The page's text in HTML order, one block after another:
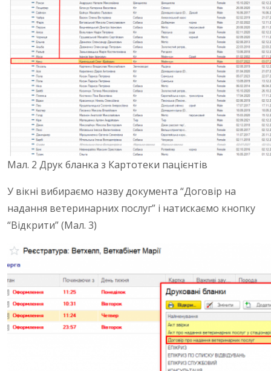
Мал. 2 Друк бланка з Картотеки пацієнтів
У вікні вибираємо назву документа “Договір на
надання ветеринарних послуг” і натискаємо кнопку
“Відкрити” (Мал. 3)